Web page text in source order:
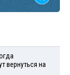
вернуться на